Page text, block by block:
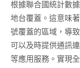
根據聯合國統計數
地台覆蓋。這意味
號覆蓋的區域，導
可以及時提供通訊
等應用服務。實現